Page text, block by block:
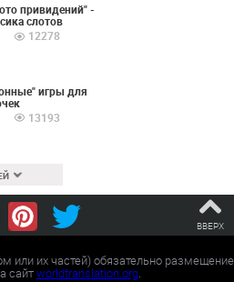
привидений" -
слотов
12278
игры для
13193
ВВЕРХ
или их частей) обязательно размещение
сайтworldtranslation.org.